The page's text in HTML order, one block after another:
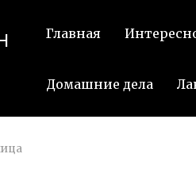
Главная
Домашние дела